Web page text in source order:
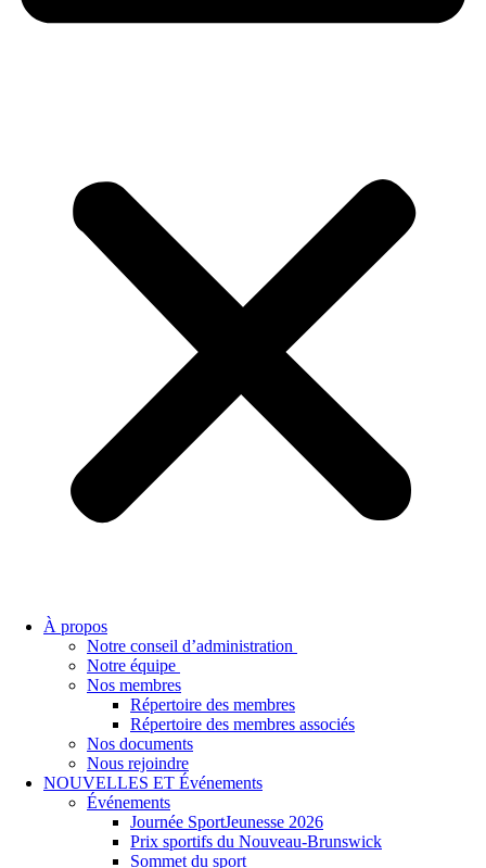
À propos
Notre conseil d’administration
Notre équipe
Nos membres
Répertoire des membres
Répertoire des membres associés
Nos documents
Nous rejoindre
NOUVELLES ET Événements
Événements
Journée SportJeunesse 2026
Prix sportifs du Nouveau-Brunswick
Sommet du sport